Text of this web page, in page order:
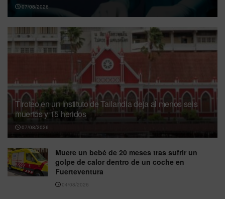
07/08/2026
Tiroteo en un instituto de Tailandia deja al menos seis
muertos y 15 heridos
07/08/2026
Muere un bebé de 20 meses tras sufrir un
golpe de calor dentro de un coche en
Fuerteventura
04/08/2026